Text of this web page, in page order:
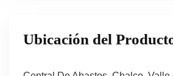
Ubicación del